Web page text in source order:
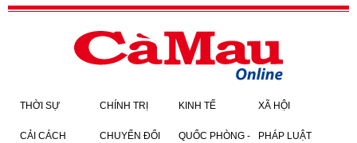
THỜI SỰ CHÍNH TRỊ KINH TẾ XÃ HỘI
CẢI CÁCH
CHUYỂN ĐỔI
QUỐC PHÒNG -
PHÁP LUẬT